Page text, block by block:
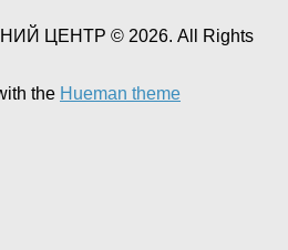
ЦЕНТР © 2026. All Rights
the Hueman theme